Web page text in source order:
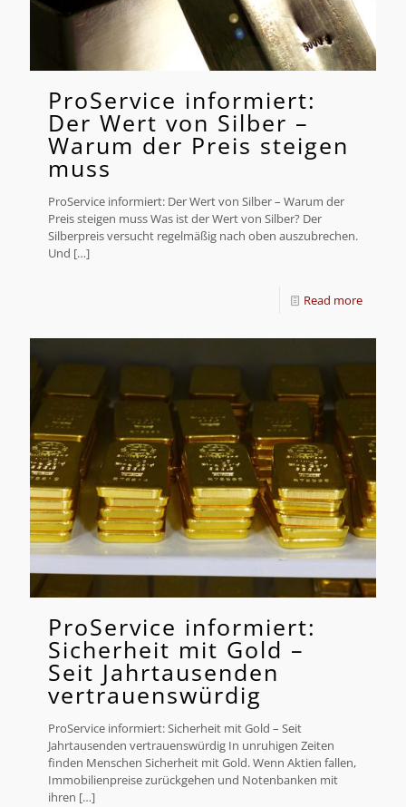
ProService informiert:
Der Wert von Silber –
Warum der Preis steigen
muss
ProService informiert: Der Wert von Silber – Warum der
Preis steigen muss Was ist der Wert von Silber? Der
Silberpreis versucht regelmäßig nach oben auszubrechen.
Und […]
Read more
ProService informiert:
Sicherheit mit Gold –
Seit Jahrtausenden
vertrauenswürdig
ProService informiert: Sicherheit mit Gold – Seit
Jahrtausenden vertrauenswürdig In unruhigen Zeiten
finden Menschen Sicherheit mit Gold. Wenn Aktien fallen,
Immobilienpreise zurückgehen und Notenbanken mit
ihren […]